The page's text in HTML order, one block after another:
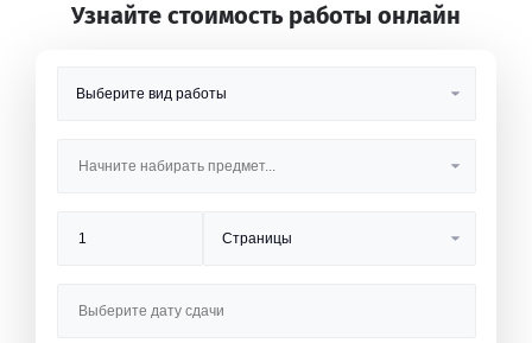
Узнайте стоимость работы онлайн